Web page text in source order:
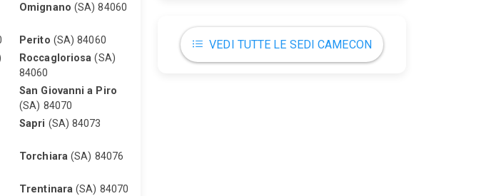
Omignano (SA) 84060
Perito (SA) 84060
Roccagloriosa (SA)
84060
San Giovanni a Piro
(SA) 84070
Sapri (SA) 84073
Torchiara(SA) 84076
Trentinara (SA) 84070
VEDI TUTTE LE SEDI CAMECON